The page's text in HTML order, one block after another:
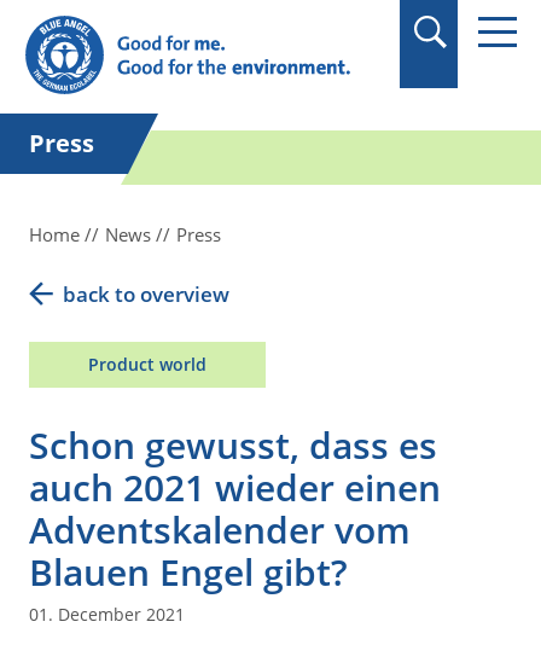
in quotation marks.
Press
Home News Press
back to overview
Product world
Schon gewusst, dass es
auch 2021 wieder einen
Adventskalender vom
Blauen Engel gibt?
01. December 2021